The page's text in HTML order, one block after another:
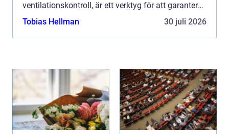
ventilationskontroll, är ett verktyg för att garantera
att ventilatio...
Tobias Hellman 30 juli 2026